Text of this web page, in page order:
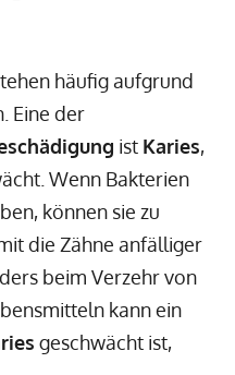
häufig aufgrund
Eine der
ist Karies,
Wenn Bakterien
können sie zu
die Zähne anfälliger
beim Verzehr von
kann ein
geschwächt ist,